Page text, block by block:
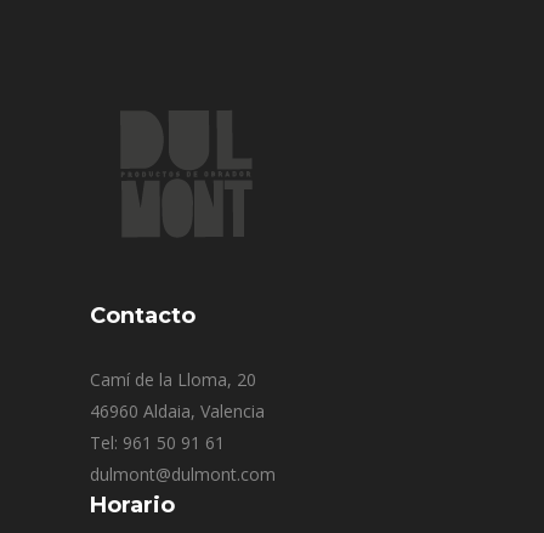
Contacto
Camí de la Lloma, 20
46960 Aldaia, Valencia
Tel: 961 50 91 61
dulmont@dulmont.com
Horario